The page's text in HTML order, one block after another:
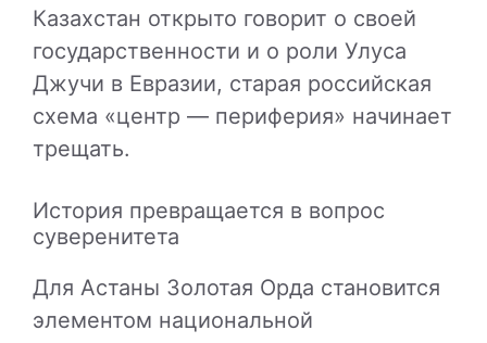
Казахстан открыто говорит о своей
государственности и о роли Улуса
Джучи в Евразии, старая российская
схема «центр — периферия» начинает
трещать.
История превращается в вопрос
суверенитета
Для Астаны Золотая Орда становится
элементом национальной